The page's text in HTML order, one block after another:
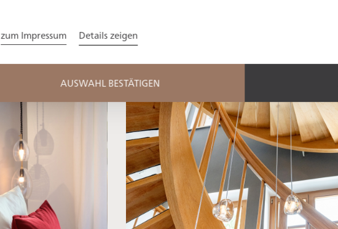
zum Impressum Details zeigen
AUSWAHL BESTÄTIGEN